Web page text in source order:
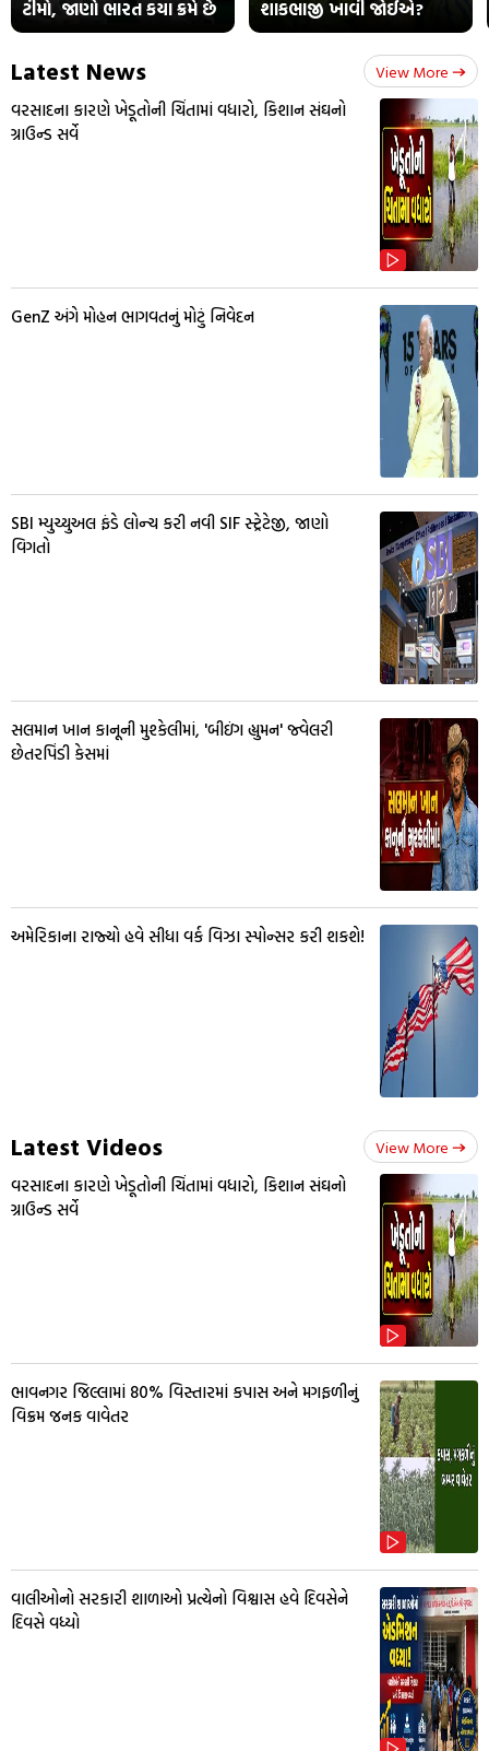
ટીમો, જાણો ભારત કયા ક્રમે છે શાકભાજી ખાવી જોઈએ?
Latest News View More
વરસાદના કારણે ખેડૂતોની ચિંતામાં વધારો, કિશાન સંઘનો
ગ્રાઉન્ડ સર્વે
GenZ અંગે મોહન ભાગવતનું મોટું નિવેદન
SBI મ્યુચ્યુઅલ ફંડે લોન્ચ કરી નવી SIF સ્ટ્રેટેજી, જાણો
વિગતો
સલમાન ખાન કાનૂની મુશ્કેલીમાં, 'બીઇંગ હ્યુમન' જ્વેલરી
છેતરપિંડી કેસમાં
અમેરિકાના રાજ્યો હવે સીધા વર્ક વિઝા સ્પોન્સર કરી શકશે!
Latest Videos View More
વરસાદના કારણે ખેડૂતોની ચિંતામાં વધારો, કિશાન સંઘનો
ગ્રાઉન્ડ સર્વે
ભાવનગર જિલ્લામાં 80% વિસ્તારમાં કપાસ અને મગફળીનું
વિક્રમ જનક વાવેતર
વાલીઓનો સરકારી શાળાઓ પ્રત્યેનો વિશ્વાસ હવે દિવસેને
દિવસે વધ્યો